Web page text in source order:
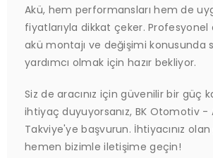
Akü, hem performansları hem de
fiyatlarıyla dikkat çeker. Profesyonel
akü montajı ve değişimi konusunda
yardımcı olmak için hazır bekliyor.
Siz de aracınız için güvenilir bir güç
ihtiyaç duyuyorsanız, BK Otomotiv -
Takviye'ye başvurun. İhtiyacınız
hemen bizimle iletişime geçin!